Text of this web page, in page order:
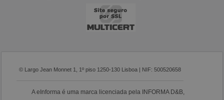
© Largo Jean Monnet 1, 1º piso 1250-130 Lisboa | NIF: 500520658
A eInforma é uma marca licenciada pela INFORMA D&B,